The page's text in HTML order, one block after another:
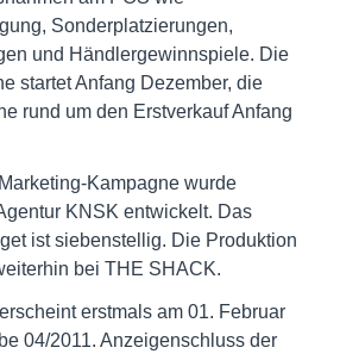
Sonderplatzierungen,
und Händlergewinnspiele. Die
startet Anfang Dezember, die
rund um den Erstverkauf Anfang
Kampagne wurde
KNSK entwickelt. Das
ist siebenstellig. Die Produktion
bei THE SHACK.
erstmals am 01. Februar
04/2011. Anzeigenschluss der